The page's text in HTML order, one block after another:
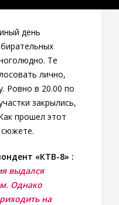
день
Те
лично,
Ровно в 20.00 по
закрылись,
прошел этот
«КТВ-8» :
выдался
Однако
на